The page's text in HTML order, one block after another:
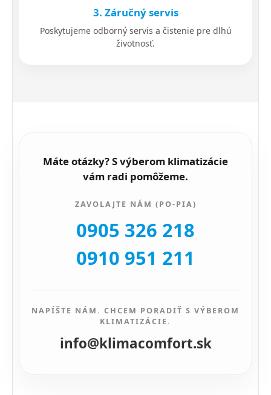
3. Záručný servis
Poskytujeme odborný servis a čistenie pre dlhú
životnosť.
Máte otázky? S výberom klimatizácie
vám radi pomôžeme.
ZAVOLAJTE NÁM (PO-PIA)
0905 326 218
0910 951 211
NAPÍŠTE NÁM. CHCEM PORADIŤ S VÝBEROM
KLIMATIZÁCIE.
info@klimacomfort.sk